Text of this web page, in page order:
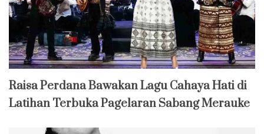
Raisa Perdana Bawakan Lagu Cahaya Hati di
Latihan Terbuka Pagelaran Sabang Merauke